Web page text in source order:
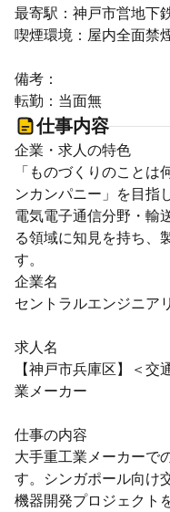
最寄駅：神戸市営地下
喫煙環境：屋内全面禁
備考：
転勤：当面無
仕事内容
企業・求人の特色
「ものづくりのことは
ンカンパニー」を目指
電気電子通信分野・輸
る領域に知見を持ち、
す。
企業名
セントラルエンジニア
求人名
【神戸市兵庫区】＜
業メーカー
仕事の内容
大手重工業メーカーで
す。シンガポール向け
機器開発プロジェクト